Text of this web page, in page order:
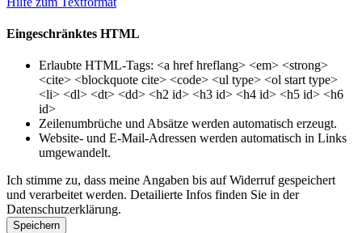
Eingeschränktes HTML
Erlaubte HTML-Tags: <a href hreflang> <em> <strong>
<cite> <blockquote cite> <code> <ul type> <ol start type>
<li> <dl> <dt> <dd> <h2 id> <h3 id> <h4 id> <h5 id> <h6
id>
Zeilenumbrüche und Absätze werden automatisch erzeugt.
Website- und E-Mail-Adressen werden automatisch in Links
umgewandelt.
Ich stimme zu, dass meine Angaben bis auf Widerruf gespeichert
und verarbeitet werden. Detailierte Infos finden Sie in der
Datenschutzerklärung.
Speichern